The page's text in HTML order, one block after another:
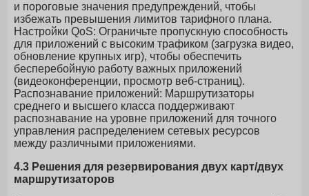
и пороговые значения предупреждений, чтобы
избежать превышения лимитов тарифного плана.
Настройки QoS: Ограничьте пропускную способность
для приложений с высоким трафиком (загрузка видео,
обновление крупных игр), чтобы обеспечить
бесперебойную работу важных приложений
(видеоконференции, просмотр веб-страниц).
Распознавание приложений: Маршрутизаторы
среднего и высшего класса поддерживают
распознавание на уровне приложений для точного
управления распределением сетевых ресурсов
между различными приложениями.
4.3 Решения для резервирования двух карт/двух
маршрутизаторов